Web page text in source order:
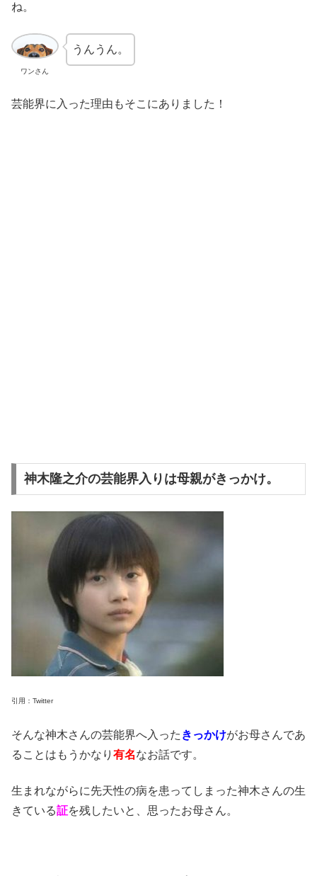
ね。
ワンさん
うんうん。
芸能界に入った理由もそこにありました！
神木隆之介の芸能界入りは母親がきっかけ。
引用：Twitter
そんな神木さんの芸能界へ入った きっかけがお母さんであ
ることはもうかなり 有名なお話です。
生まれながらに先天性の病を患ってしまった神木さんの生
きている証を残したいと、思ったお母さん。